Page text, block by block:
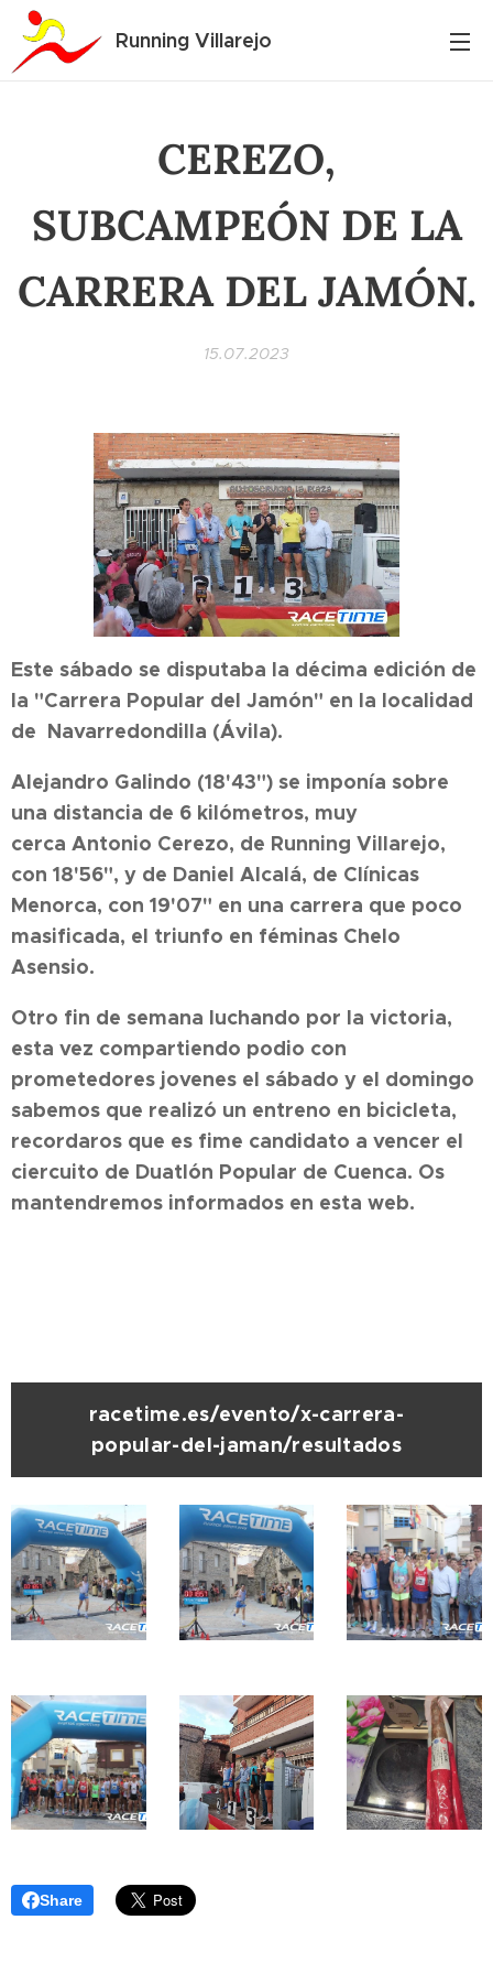
Running Villarejo
CEREZO,
SUBCAMPEÓN DE LA
CARRERA DEL JAMÓN.
15.07.2023
Este sábado se disputaba la décima edición de
la "Carrera Popular del Jamón" en la localidad
de Navarredondilla (Ávila).
Alejandro Galindo (18'43") se imponía sobre
una distancia de 6 kilómetros, muy
cerca Antonio Cerezo, de Running Villarejo,
con 18'56", y de Daniel Alcalá, de Clínicas
Menorca, con 19'07" en una carrera que poco
masificada, el triunfo en féminas Chelo
Asensio.
Otro fin de semana luchando por la victoria,
esta vez compartiendo podio con
prometedores jovenes el sábado y el domingo
sabemos que realizó un entreno en bicicleta,
recordaros que es fime candidato a vencer el
ciercuito de Duatlón Popular de Cuenca. Os
mantendremos informados en esta web.
racetime.es/evento/x-carrera-
popular-del-jaman/resultados
Share